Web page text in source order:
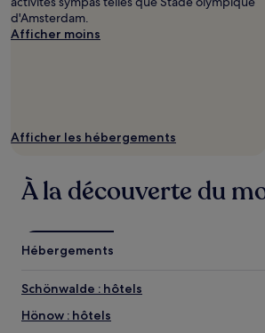
prix
et
la
Des
peuvent
s’appliquer.
d'Amsterdam.
Afficher moins
Afficher les hébergements
À la découverte du
Hébergements
Schönwalde : hôtels
Hönow : hôtels